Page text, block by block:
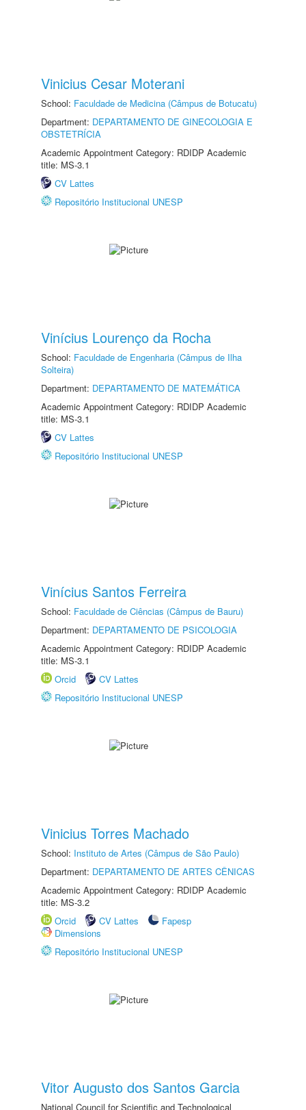
Vinicius Cesar Moterani
School: Faculdade de Medicina (Câmpus de Botucatu)
Department: DEPARTAMENTO DE GINECOLOGIA E
OBSTETRÍCIA
Academic Appointment Category: RDIDP Academic
title: MS-3.1
CV Lattes
Repositório Institucional UNESP
Vinícius Lourenço da Rocha
School: Faculdade de Engenharia (Câmpus de Ilha
Solteira)
Department: DEPARTAMENTO DE MATEMÁTICA
Academic Appointment Category: RDIDP Academic
title: MS-3.1
CV Lattes
Repositório Institucional UNESP
Vinícius Santos Ferreira
School: Faculdade de Ciências (Câmpus de Bauru)
Department: DEPARTAMENTO DE PSICOLOGIA
Academic Appointment Category: RDIDP Academic
title: MS-3.1
Orcid
CV Lattes
Repositório Institucional UNESP
Vinicius Torres Machado
School: Instituto de Artes (Câmpus de São Paulo)
Department: DEPARTAMENTO DE ARTES CÊNICAS
Academic Appointment Category: RDIDP Academic
title: MS-3.2
Orcid
CV Lattes
Fapesp
Dimensions
Repositório Institucional UNESP
Vitor Augusto dos Santos Garcia
National Council for Scientific and Technological